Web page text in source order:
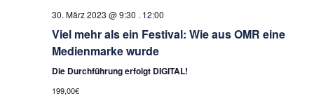
30. März 2023 @ 9:30 . 12:00
Viel mehr als ein Festival: Wie aus OMR eine
Medienmarke wurde
Die Durchführung erfolgt DIGITAL!
199,00€